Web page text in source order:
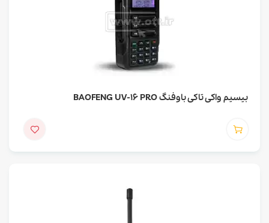
بیسیم واکی تاکی باوفنگ BAOFENG UV-16 PRO